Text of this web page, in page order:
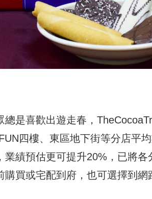
總是喜歡出遊走春，
四樓、東區地下街等分店平
業績預估更可提升20%，已將
買或宅配到府，也可選擇到網